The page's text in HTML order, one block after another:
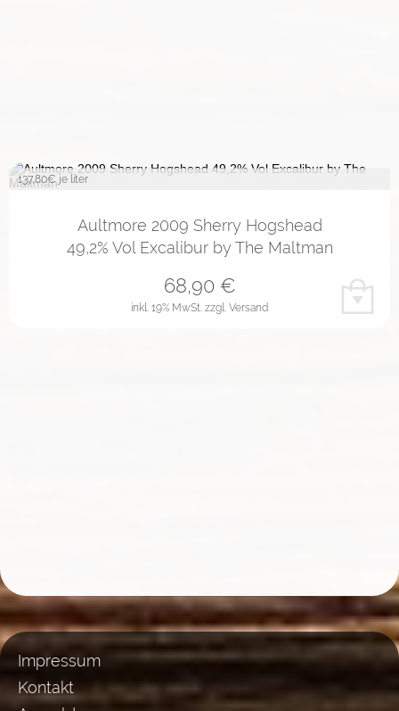
137,80€ je liter
Aultmore 2009 Sherry Hogshead
49,2% Vol Excalibur by The Maltman
inkl. 19% MwSt. zzgl. Versand
68,90€
Impressum
Kontakt